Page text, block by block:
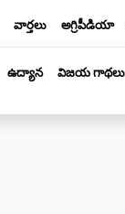
వార్తలు అగ్రిపీడియా
ఉద్యాన విజయ గాథలు